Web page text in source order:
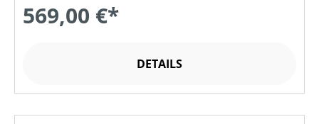
569,00 €*
DETAILS